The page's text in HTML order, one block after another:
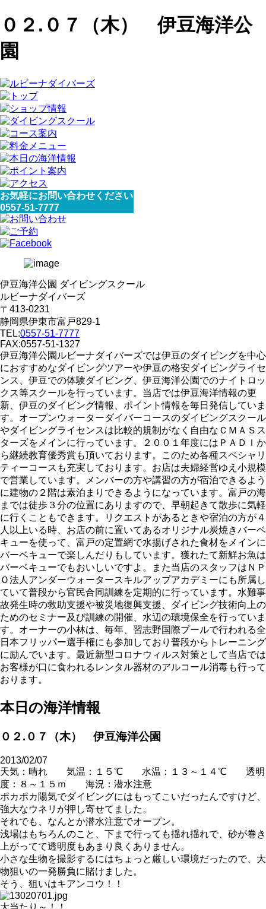
０２.０７（木） 伊豆海洋公
園
お気軽にお問い合わせください
0557-51-7777
伊豆海洋公園 ダイビングスクール
ルビーナダイバーズ
〒413-0231
静岡県伊東市富戸829-1
TEL:0557-51-7777
FAX:0557-51-1327
伊豆海洋公園ルビーナダイバーズでは伊豆のダイビングを中心
におすすめなダイビングツアーや伊豆の格安ダイビングライセ
ンス、伊豆での体験ダイビング、伊豆海洋公園でのナイトロッ
クス等スクールを行っています。当店では伊豆海洋情報の更
新、伊豆のダイビング情報、ポイント情報を毎日発信していま
す。オープンウォーターダイバーコースのダイビングスクール
やダイビングライセンスは比較的規制がなく自由なＣＭＡＳス
ターズをメインに行っています。２００１年度にはＰＡＤＩか
ら継続教育優秀賞も頂いております。このため各種スペシャリ
ティーコースも充実しております。お店は夫婦経営ゆえ小規模
で営業しています。メンバーの方や講習の方が宿泊できるよう
に建物の２階は素泊まりできるようになっています。富戸の海
までは徒歩３分の位置にありますので、早朝起きて散歩に気軽
に行くこともできます。リクエストがあるときや宿泊の方が４
人以上いる時、お店の前に置いてあるオリジナル炭焼きバーベ
キューを使って、富戸の定置網で水揚げされた食材をメインに
バーベキューで楽しんだりもしています。獲れたて新鮮お魚は
バーベキューでもおいしいですよ。また当店のスタッフはＮＰ
Ｏ法人アンダーウォータースキルアップアカデミーにも所属し
ていて普段から官民合同訓練を定期的に行っています。水難事
故発生時の救助支援や被災地復興支援、ダイビング技術向上の
ためのセミナー及び訓練の開催、水辺の環境保全を行っていま
す。オーナーの小林は、毎年、習志野国際プールで行われる全
日本フリッパー選手権にも参加しており普段からトレーニング
に励んでいます。最近新型コロナウィルス対策として当店では
お客様が口に食われるレンタル器材のアルコール消毒も行って
おります。
本日の海洋情報
０２.０７（木） 伊豆海洋公園
2013/02/07
天気：晴れ 気温：１５℃ 水温：１３～１４℃ 透明
度：８～１５ｍ 海況：潜水注意
ポカポカ陽気でダイビングにはもってこいだったんですけど、
強大なウネリが押し寄せてました。
それでも、なんとか潜水注意でオープン。
浅場はもちろんのこと、下まで行っても揺れ揺れで、砂が巻き
上がってて透明度もあまり良くありません。
小さな生物を撮影するにはちょっと厳しい環境だったので、大
物狙いの一発勝負に賭けました。
そう、狙いはキアンコウ！！